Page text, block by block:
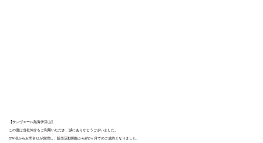
【サンヴェール熱海伊豆山】
この度は当社仲介をご利用いただき、誠にありがとうございました。
GW頃からお問合せが急増し、販売活動開始から約3ヶ月でのご成約となりました。